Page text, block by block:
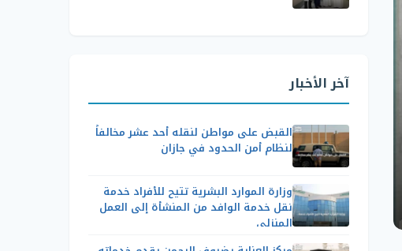
آخر الأخبار
القبض على مواطن لنقله أحد عشر مخالفاً
لنظام أمن الحدود في جازان
وزارة الموارد البشرية تتيح للأفراد خدمة
نقل خدمة الوافد من المنشأة إلى العمل
المنزلي